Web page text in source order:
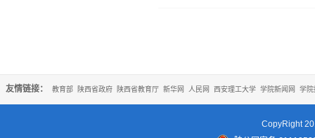
友情链接： 教育部 陕西省政府 陕西省教育厅 新华网 人民网 西安理工大学 学院新闻网 学院
CopyRight